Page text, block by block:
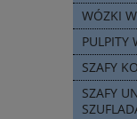
WÓZKI
PULPITY
SZAFY
SZAFY